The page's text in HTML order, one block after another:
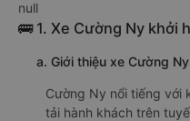
null
🚌 1. Xe Cường Ny khởi
a. Giới thiệu xe Cường Ny
Cường Ny nổi tiếng với
tải hành khách trên